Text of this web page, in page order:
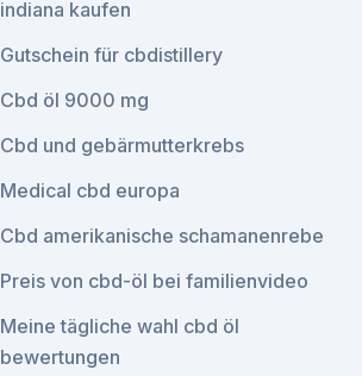
indiana kaufen
Gutschein für cbdistillery
Cbd öl 9000 mg
Cbd und gebärmutterkrebs
Medical cbd europa
Cbd amerikanische schamanenrebe
Preis von cbd-öl bei familienvideo
Meine tägliche wahl cbd öl
bewertungen